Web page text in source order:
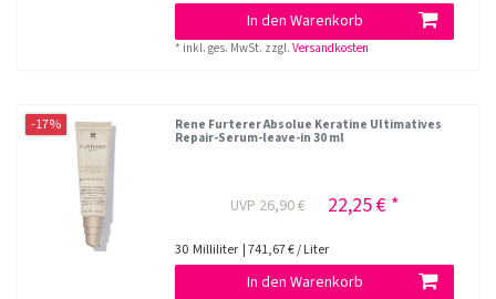
In den Warenkorb
* inkl. ges. MwSt. zzgl.Versandkosten
-17%
Rene Furterer Absolue Keratine Ultimatives
Repair-Serum-leave-in 30 ml
UVP 26,90 € 22,25 € *
30 Milliliter | 741,67 € / Liter
In den Warenkorb